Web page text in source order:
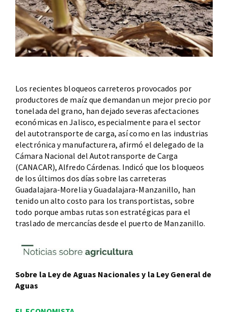
Los recientes bloqueos carreteros provocados por
productores de maíz que demandan un mejor precio por
tonelada del grano, han dejado severas afectaciones
económicas en Jalisco, especialmente para el sector
del autotransporte de carga, así como en las industrias
electrónica y manufacturera, afirmó el delegado de la
Cámara Nacional del Autotransporte de Carga
(CANACAR), Alfredo Cárdenas. Indicó que los bloqueos
de los últimos dos días sobre las carreteras
Guadalajara-Morelia y Guadalajara-Manzanillo, han
tenido un alto costo para los transportistas, sobre
todo porque ambas rutas son estratégicas para el
traslado de mercancías desde el puerto de Manzanillo.
Sobre la Ley de Aguas Nacionales y la Ley General de
Aguas